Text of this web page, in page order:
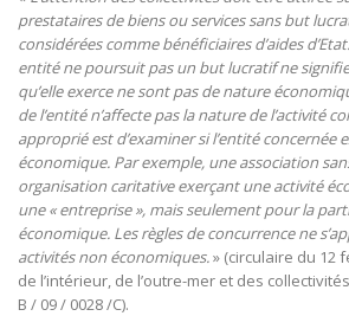
prestataires de biens ou services sans but
considérées comme bénéficiaires d’aides
entité ne poursuit pas un but lucratif ne
qu’elle exerce ne sont pas de nature
de l’entité n’affecte pas la nature de l’activité
approprié est d’examiner si l’entité concernée
économique. Par exemple, une association
organisation caritative exerçant une activité
une « entreprise », mais seulement pour la
économique. Les règles de concurrence ne
activités non économiques.» (circulaire du 12
de l’intérieur, de l’outre-mer et des
B / 09 / 0028 /C).